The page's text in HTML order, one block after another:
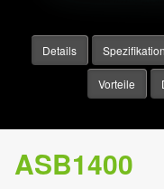
Details Spezifikation
Vorteile
ASB1400